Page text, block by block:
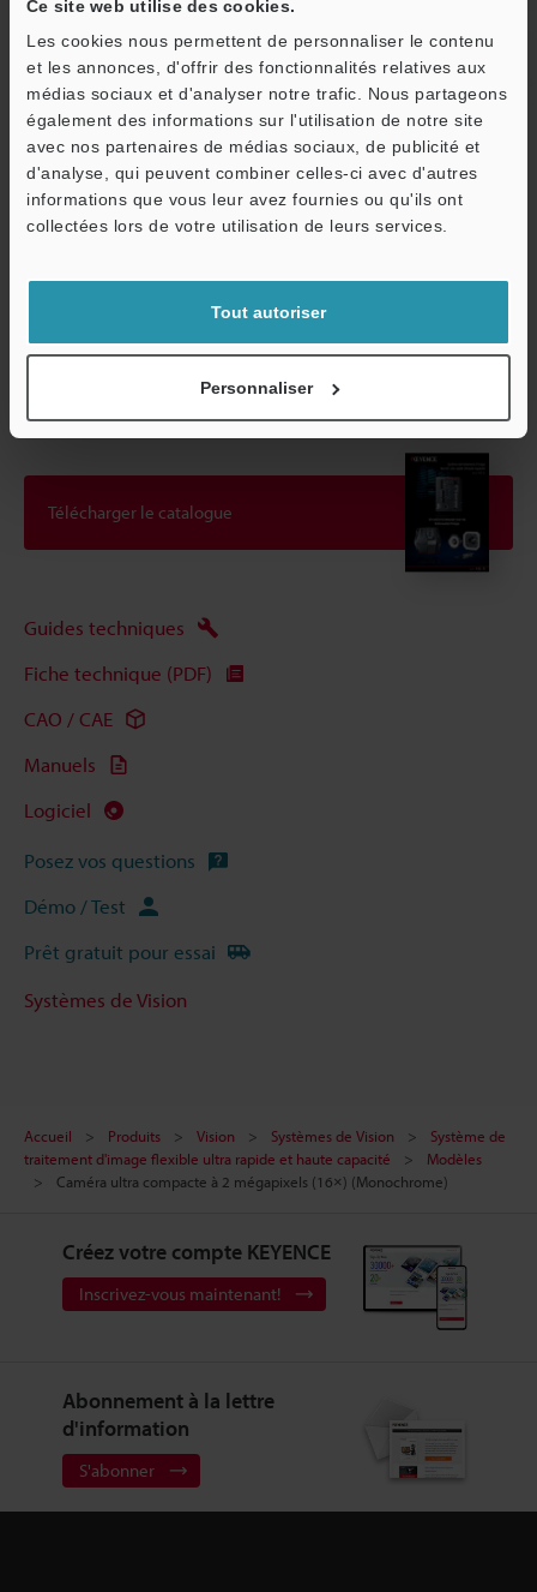
Ce site web utilise des cookies.
Les cookies nous permettent de personnaliser le contenu
et les annonces, d'offrir des fonctionnalités relatives aux
médias sociaux et d'analyser notre trafic. Nous partageons
également des informations sur l'utilisation de notre site
avec nos partenaires de médias sociaux, de publicité et
d'analyse, qui peuvent combiner celles-ci avec d'autres
informations que vous leur avez fournies ou qu'ils ont
collectées lors de votre utilisation de leurs services.
Tout autoriser
Personnaliser
Humidité relative 85 % HR ou
Poids Environ 45 g
*1Sélection de la vitesse de transfert : Standard (7×)
*2 Sélection de la vitesse de transfert : Rapide (16×)
Autres modèles
Télécharger le catalogue
Guides techniques
Fiche technique (PDF)
CAO / CAE
Manuels
Logiciel
Posez vos questions
Démo / Test
Prêt gratuit pour essai
Systèmes de Vision
Accueil Produits Vision Systèmes de Vision
Système de
traitement d'image flexible ultra rapide et haute capacité
Modèles
Caméra ultra compacte à 2 mégapixels (16×) (Monochrome)
Créez votre compte KEYENCE
Inscrivez-vous maintenant!
Abonnement à la lettre
d'information
S'abonner